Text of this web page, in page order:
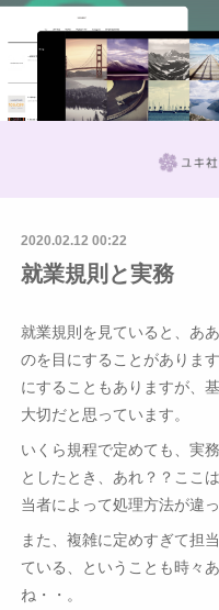
2020.02.12 00:22
就業規則と実務
就業規則を見ていると、あ
のを目にすることがありま
にすることもありますが、
大切だと思っています。
いくら規程で定めても、実
としたとき、あれ？？ここ
当者によって処理方法が違
また、複雑に定めすぎて担
ている、ということも時々
ね・・。